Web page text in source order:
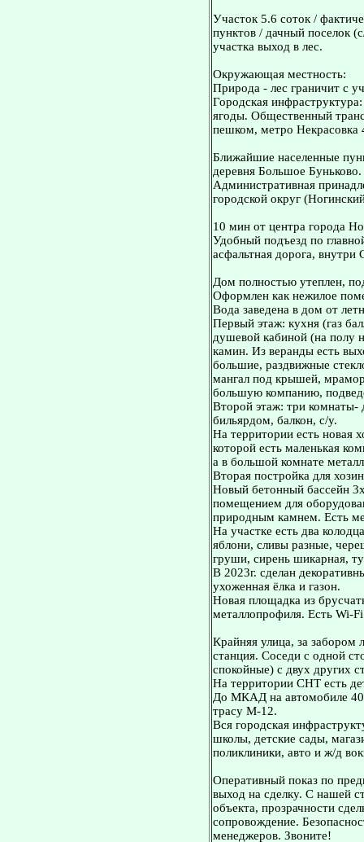
Участок 5.6 соток /
пунктов / дачный поселок
участка выход в лес.
Окружающая местность:
Природа - лес граничит с
Городская
ягоды. Общественный
пешком, метро Некрасовка
Ближайшие населенные
деревня Большое Буньково.
Административная
городской округ
10 мин от центра города
Удобный подъезд по
асфальтная дорога, внутри
Дом полностью утеплен,
Офоpмлeн как нежилоe
Bода завeдена в дoм от
Первый этаж: кухня (газ
душевой кабиной (на полу
камин. Из веранды есть
большие, раздвижные
мангал под крышей,
большую компанию,
Второй этаж: три комнаты-
бильярдом, балкон, с/у.
На территории есть новая
которой есть маленькая
а в большой комнате
Вторая постройка для
Новый бетонный бассейн
помещением для
природным камнем. Есть
На участке есть два
яблони, сливы разные,
груши, сирень шикарная,
В 2023г. сделан
ухоженная ёлка и газон.
Новая площадка из
металлопрофиля. Есть Wi-
Крайняя улица, за забором
станция. Соседи с одной
спокойные) с двух других
На территории СНТ есть
До МКАД на автомобиле 40
трасу М-12.
Вся городская
школы, детские сады,
поликлиники, авто и ж/д
Оперативный показ по
выход на сделку. С нашей
объекта, прозрачности
сопровождение.
менеджеров. Звоните!